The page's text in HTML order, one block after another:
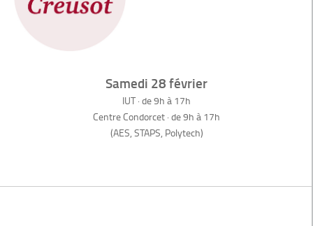
Samedi 28 février
IUT · de 9h à 17h
Centre Condorcet · de 9h à 17h
(AES, STAPS, Polytech)